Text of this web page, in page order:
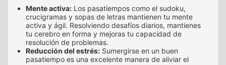
Mente activa: Los pasatiempos como el sudoku,
crucigramas y sopas de letras mantienen tu mente
activa y ágil. Resolviendo desafíos diarios, mantienes
tu cerebro en forma y mejoras tu capacidad de
resolución de problemas.
Reducción del estrés: Sumergirse en un buen
pasatiempo es una excelente manera de aliviar el